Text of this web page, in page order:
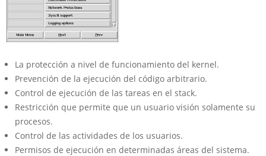
La protección a nivel de funcionamiento del kernel.
Prevención de la ejecución del código arbitrario.
Control de ejecución de las tareas en el stack.
Restricción que permite que un usuario visión solamente su
procesos.
Control de las actividades de los usuarios.
Permisos de ejecución en determinadas áreas del sistema.